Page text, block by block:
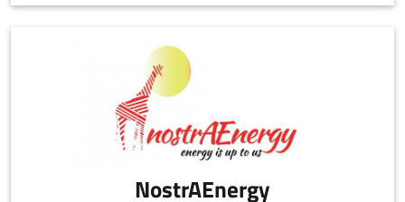
cambiano da comune a comune.
NostrAEnergy